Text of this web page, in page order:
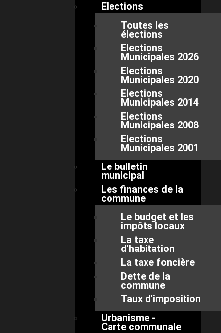
Elections
Toutes les
élections
Elections
Municipales 2026
Elections
Municipales 2020
Elections
Municipales 2014
Elections
Municipales 2008
Elections
Municipales 2001
Le bulletin
municipal
Les finances de la
commune
Le budget et les
impôts locaux
La taxe
d'habitation
La taxe foncière
Dette de la
commune
Taux d'imposition
Urbanisme -
Carte communale